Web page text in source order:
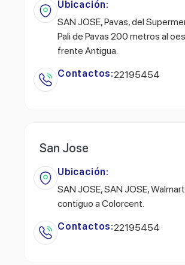
Ubicación:
SAN JOSE, Pavas, del
Pali de Pavas 200 metros al
frente Antigua.
Contactos:22195454
San Jose
Ubicación:
SAN JOSE, SAN JOSE, Walmart
contiguo a Colorcent.
Contactos:22195454